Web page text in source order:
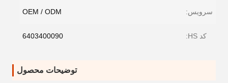
سرویس: OEM / ODM
کد HS: 6403400090
توضیحات محصول